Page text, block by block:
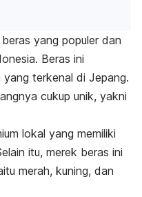
yang populer dan
Beras ini
terkenal di Jepang.
cukup unik, yakni
lokal yang memiliki
itu, merek beras ini
merah, kuning, dan